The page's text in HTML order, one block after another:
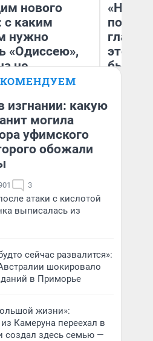
нового
с каким
нужно
«Одиссею»,
не
как фиаско
Губарь
этого
бьет
изгнании: какую
могила
уфимского
обожали
3
атаки с кислотой
выписалась из
сейчас развалится»:
шокировало
в Приморье
жизни»:
Камеруна переехал в
создал здесь семью —